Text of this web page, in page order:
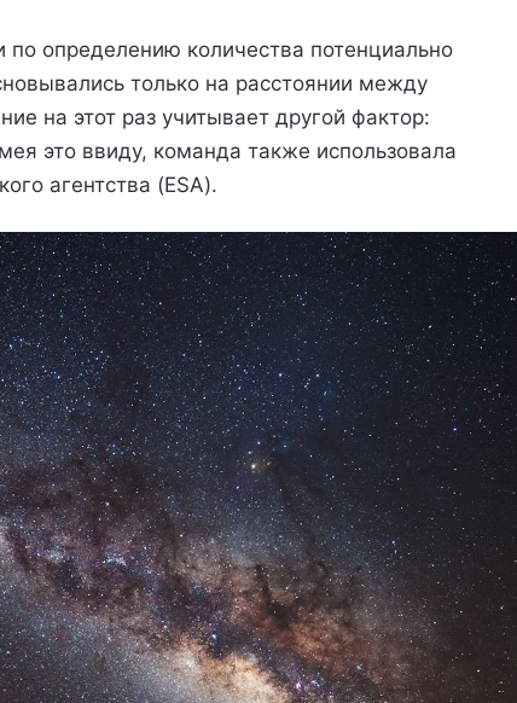
определению количества потенциально
только на расстоянии между
на этот раз учитывает другой фактор:
это ввиду, команда также использовала
агентства (ESA).